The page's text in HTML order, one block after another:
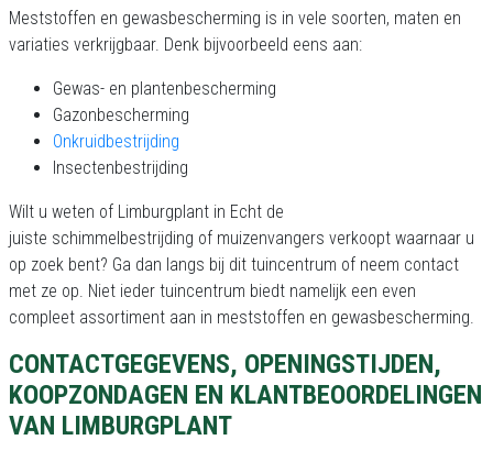
Meststoffen en gewasbescherming is in vele soorten, maten en
variaties verkrijgbaar. Denk bijvoorbeeld eens aan:
Gewas- en plantenbescherming
Gazonbescherming
Onkruidbestrijding
Insectenbestrijding
Wilt u weten of Limburgplant in Echt de
juiste schimmelbestrijding of muizenvangers verkoopt waarnaar u
op zoek bent? Ga dan langs bij dit tuincentrum of neem contact
met ze op. Niet ieder tuincentrum biedt namelijk een even
compleet assortiment aan in meststoffen en gewasbescherming.
CONTACTGEGEVENS, OPENINGSTIJDEN,
KOOPZONDAGEN EN KLANTBEOORDELINGEN
VAN LIMBURGPLANT